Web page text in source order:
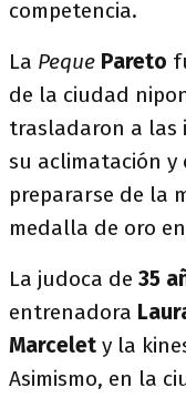
competencia.
La Peque Pareto
de la ciudad
trasladaron a las
su aclimatación y
prepararse de la
medalla de oro
La judoca de 35
entrenadora
Marcelet y la
Asimismo, en la